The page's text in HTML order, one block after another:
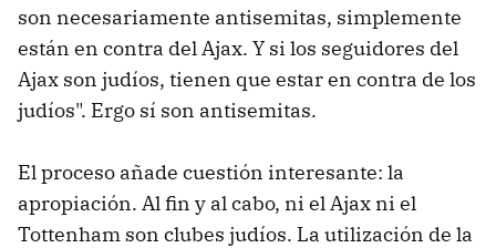
son necesariamente antisemitas, simplemente
están en contra del Ajax. Y si los seguidores del
Ajax son judíos, tienen que estar en contra de los
judíos". Ergo sí son antisemitas.
El proceso añade cuestión interesante: la
apropiación. Al fin y al cabo, ni el Ajax ni el
Tottenham son clubes judíos. La utilización de la